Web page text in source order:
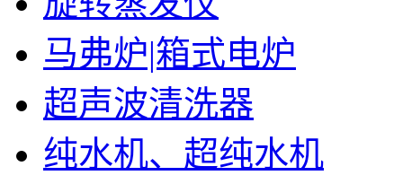
马弗炉|箱式电炉
超声波清洗器
纯水机、超纯水机